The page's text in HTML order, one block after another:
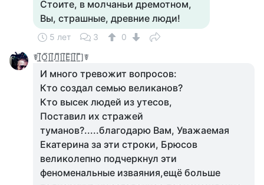
Стоите, в молчаньи дремотном,
Вы, страшные, древние люди!
5 лет 3
0
☤[̲̅О̲̅][̲̅Л̲̅][̲̅Е̲̅][̲̅Г̲̅]☤
И много тревожит вопросов:
Кто создал семью великанов?
Кто высек людей из утесов,
Поставил их стражей
туманов?.....благодарю Вам, Уважаемая
Екатерина за эти строки, Брюсов
великолепно подчеркнул эти
феноменальные изваяния,ещё больше